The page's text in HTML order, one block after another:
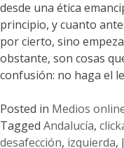
desde una ética
principio, y cuanto
por cierto, sino
obstante, son cosas
confusión: no haga el
Posted in Medios
Tagged Andalucía,
desafección, izquierda,